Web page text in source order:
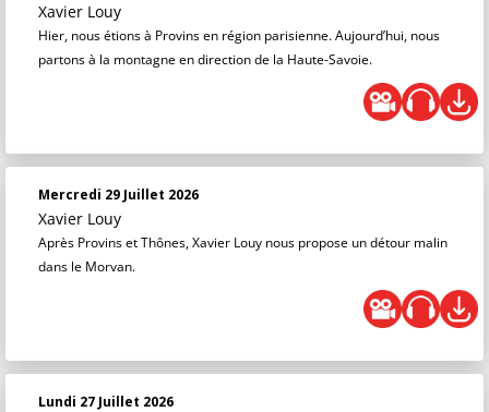
Xavier Louy
Hier, nous étions à Provins en région parisienne. Aujourd’hui, nous
partons à la montagne en direction de la Haute-Savoie.
Mercredi 29 Juillet 2026
Xavier Louy
Après Provins et Thônes, Xavier Louy nous propose un détour malin
dans le Morvan.
Lundi 27 Juillet 2026